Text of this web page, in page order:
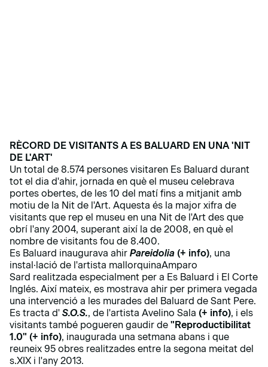
RÈCORD DE VISITANTS A ES BALUARD EN UNA 'NIT
DE L'ART'
Un total de 8.574 persones visitaren Es Baluard durant
tot el dia d'ahir, jornada en què el museu celebrava
portes obertes, de les 10 del matí fins a mitjanit amb
motiu de la Nit de l'Art. Aquesta és la major xifra de
visitants que rep el museu en una Nit de l'Art des que
obrí l'any 2004, superant així la de 2008, en què el
nombre de visitants fou de 8.400.
Es Baluard inaugurava ahir Pareidolia (+ info), una
instal·lació de l'artista mallorquinaAmparo
Sard realitzada especialment per a Es Baluard i El Corte
Inglés. Així mateix, es mostrava ahir per primera vegada
una intervenció a les murades del Baluard de Sant Pere.
Es tracta d' S.O.S., de l'artista Avelino Sala (+ info), i els
visitants també pogueren gaudir de "Reproductibilitat
1.0" (+ info), inaugurada una setmana abans i que
reuneix 95 obres realitzades entre la segona meitat del
s.XIX i l'any 2013.